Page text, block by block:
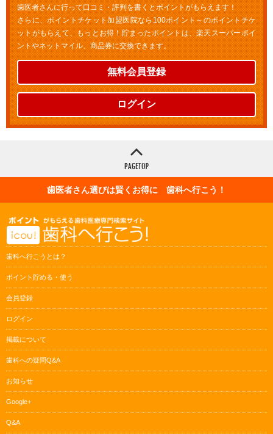
歯医者さんに行って口コミ・評判を書くとポイントがもらえます！
さらに、ポイントチケット加盟医院なら100ポイント～のポイントチケ
ットがもらえて、もっとお得！貯まったポイントは、楽天スーパーポイ
ントやネットマイル、商品券に交換できます。
無料会員登録
ログイン
歯医者さん選びは賢くお得に 歯科へ行こう！
歯科へ行こうとは？
ポイント貯める・使う
会員登録
ログイン
掲載について
歯科への疑問Q&A
お知らせ
Google+
Q&A